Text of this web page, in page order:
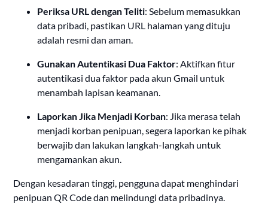
Periksa URL dengan Teliti: Sebelum memasukkan
data pribadi, pastikan URL halaman yang dituju
adalah resmi dan aman.
Gunakan Autentikasi Dua Faktor: Aktifkan fitur
autentikasi dua faktor pada akun Gmail untuk
menambah lapisan keamanan.
Laporkan Jika Menjadi Korban: Jika merasa telah
menjadi korban penipuan, segera laporkan ke pihak
berwajib dan lakukan langkah-langkah untuk
mengamankan akun.
Dengan kesadaran tinggi, pengguna dapat menghindari
penipuan QR Code dan melindungi data pribadinya.